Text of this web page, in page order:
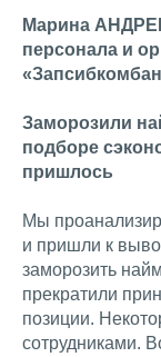
Марина
персонала и
Заморозили
подборе
пришлось
Мы
и пришли к
заморозить
прекратили
позиции.
сотрудниками.